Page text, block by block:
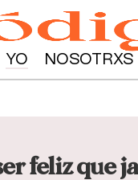
YO NOSOTRXS
feliz que